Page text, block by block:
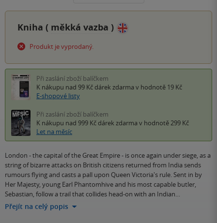
Kniha ( měkká vazba )
Produkt je vyprodaný.
Při zaslání zboží balíčkem
K nákupu nad 99 Kč dárek zdarma v hodnotě 19 Kč
E-shopové listy
Při zaslání zboží balíčkem
K nákupu nad 999 Kč dárek zdarma v hodnotě 299 Kč
Let na měsíc
London - the capital of the Great Empire - is once again under siege, as a
string of bizarre attacks on British citizens returned from India sends
rumours flying and casts a pall upon Queen Victoria's rule. Sent in by
Her Majesty, young Earl Phantomhive and his most capable butler,
Sebastian, follow a trail that collides head-on with an Indian…
Přejít na celý popis